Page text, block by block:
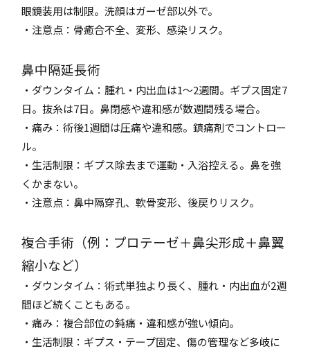
眼鏡装用は制限。洗顔はガーゼ部以外で。
・注意点：骨癒合不全、変形、感染リスク。
鼻中隔延長術
・ダウンタイム：腫れ・内出血は1～2週間。ギプス固定7
日。抜糸は7日。鼻閉感や違和感が数週間残る場合。
・痛み：術後1週間は圧痛や違和感。鎮痛剤でコントロー
ル。
・生活制限：ギプス除去まで運動・入浴控える。鼻を強
くかまない。
・注意点：鼻中隔穿孔、軟骨変形、後戻りリスク。
複合手術（例：プロテーゼ＋鼻尖形成＋鼻翼
縮小など）
・ダウンタイム：術式単独より長く、腫れ・内出血が2週
間ほど続くこともある。
・痛み：複合部位の鈍痛・違和感が強い傾向。
・生活制限：ギプス・テープ固定、傷の管理など多岐に